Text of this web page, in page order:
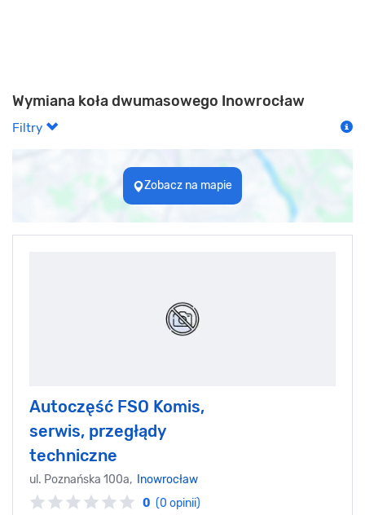
Wymiana koła dwumasowego Inowrocław
Filtry
Zobacz na mapie
Autoczęść FSO Komis,
serwis, przegłądy
techniczne
ul. Poznańska 100a,
Inowrocław
0 (0 opinii)